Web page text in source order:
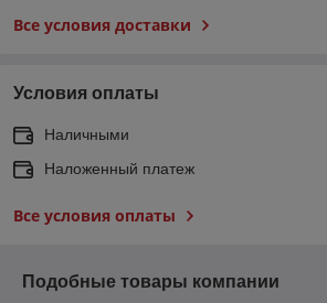
Все условия доставки
Условия оплаты
Наличными
Наложенный платеж
Все условия оплаты
Подобные товары компании